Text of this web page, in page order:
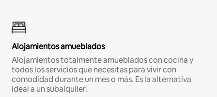
Alojamientos amueblados
Alojamientos totalmente amueblados con cocina y
todos los servicios que necesitas para vivir con
comodidad durante un mes o más. Es la alternativa
ideal a un subalquiler.